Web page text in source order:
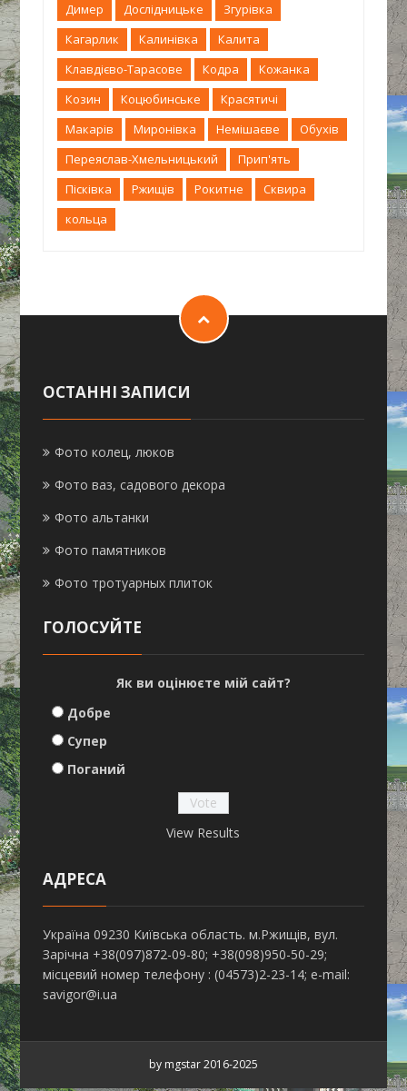
Димер
Дослідницьке
Згурівка
Кагарлик
Калинівка
Калита
Клавдієво-Тарасове
Кодра
Кожанка
Козин
Коцюбинське
Красятичі
Макарів
Миронівка Немішаєве
Обухів
Переяслав-Хмельницький
Прип'ять
Пісківка
Ржищів Рокитне
Сквира
кольца
ОСТАННІ ЗАПИСИ
Фото колец, люков
Фото ваз, садового декора
Фото альтанки
Фото памятников
Фото тротуарных плиток
ГОЛОСУЙТЕ
Як ви оцінюєте мій сайт?
Добре
Супер
Поганий
View Results
АДРЕСА
Україна 09230 Київська область. м.Ржищів, вул.
Зарічна +38(097)872-09-80; +38(098)950-50-29;
місцевий номер телефону : (04573)2-23-14; e-mail:
savigor@i.ua
by mgstar 2016-2025